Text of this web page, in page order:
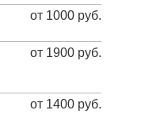
от 1000 руб.
от 1900 руб.
от 1400 руб.